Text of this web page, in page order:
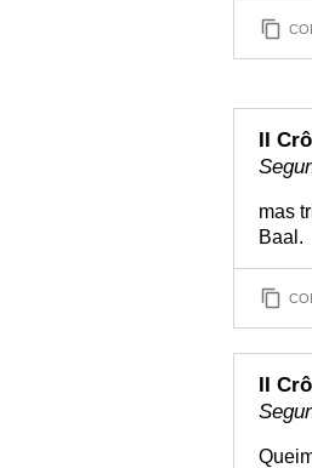
II
mas
Baal.
II